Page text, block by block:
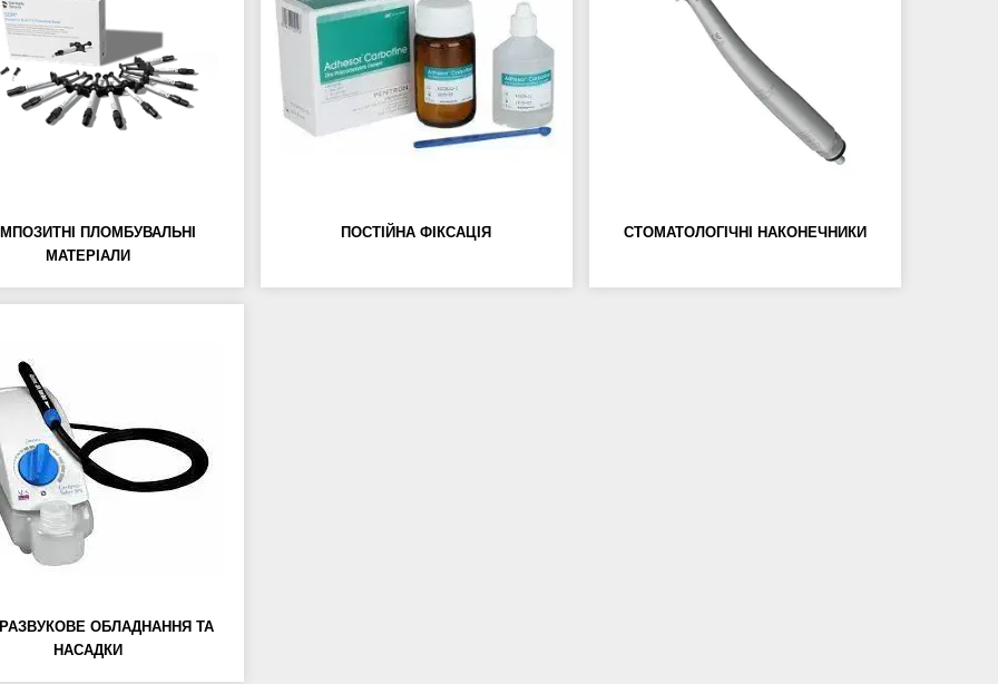
ПЛОМБУВАЛЬНІ
МАТЕРІАЛИ
ПОСТІЙНА ФІКСАЦІЯ СТОМАТОЛОГІЧНІ НАКОНЕЧНИКИ
ОБЛАДНАННЯ ТА
НАСАДКИ